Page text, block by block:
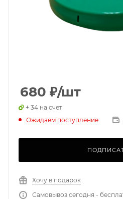
680 ₽/шт
+ 34 на счет
Ожидаем поступление
Хочу в подарок
Самовывоз сегодня -